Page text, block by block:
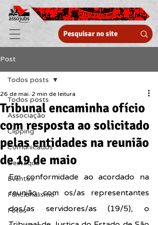
Post
Todos posts
Associação
Clipping
Comunicados
Destaque
Eventos
Funcionalismo
Fotos
Todos posts
Tribunal encaminha ofício
com resposta ao solicitado
pelas entidades na reunião
de 19 de maio
26 de mai. 2 min de leitura
Em conformidade ao acordado na
reunião com os/as representantes
dos/as servidores/as (19/5), o